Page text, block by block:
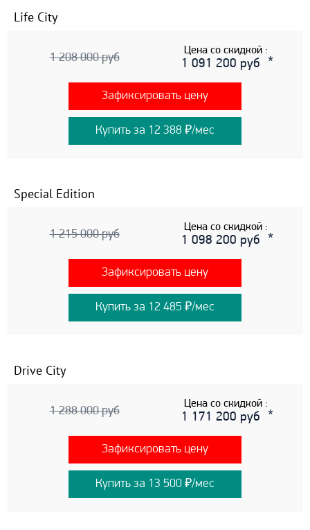
Life City
1 208 000 руб
Цена со скидкой :
1 091 200 руб
Зафиксировать цену
Купить за 12 388 ₽/мес
Special Edition
1 215 000 руб
Цена со скидкой :
1 098 200 руб
Зафиксировать цену
Купить за 12 485 ₽/мес
Drive City
1 288 000 руб
Цена со скидкой :
1 171 200 руб
Зафиксировать цену
Купить за 13 500 ₽/мес